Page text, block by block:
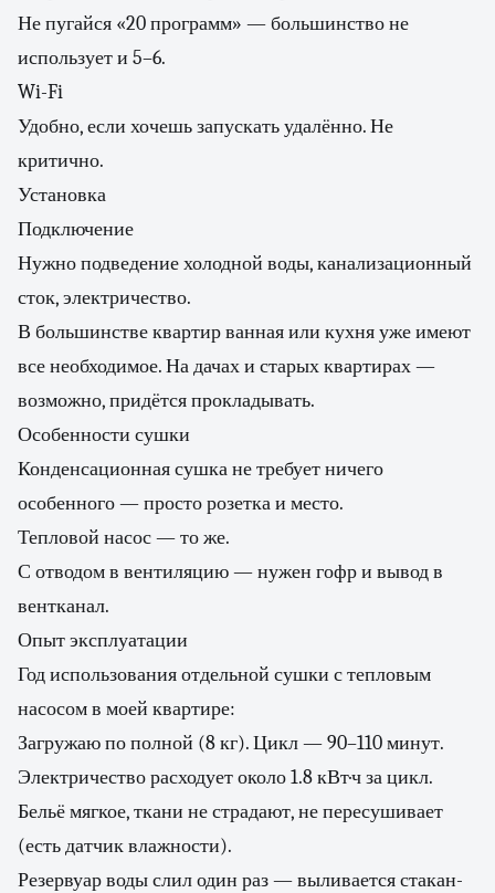
Не пугайся «20 программ» — большинство не
использует и 5–6.
Wi-Fi
Удобно, если хочешь запускать удалённо. Не
критично.
Установка
Подключение
Нужно подведение холодной воды, канализационный
сток, электричество.
В большинстве квартир ванная или кухня уже имеют
все необходимое. На дачах и старых квартирах —
возможно, придётся прокладывать.
Особенности сушки
Конденсационная сушка не требует ничего
особенного — просто розетка и место.
Тепловой насос — то же.
С отводом в вентиляцию — нужен гофр и вывод в
вентканал.
Опыт эксплуатации
Год использования отдельной сушки с тепловым
насосом в моей квартире:
Загружаю по полной (8 кг). Цикл — 90–110 минут.
Электричество расходует около 1.8 кВт·ч за цикл.
Бельё мягкое, ткани не страдают, не пересушивает
(есть датчик влажности).
Резервуар воды слил один раз — выливается стакан-